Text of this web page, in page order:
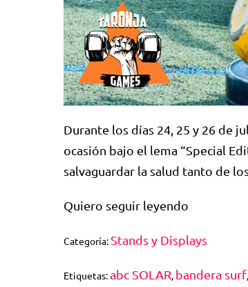
Durante los días 24, 25 y 26 de
ocasión bajo el lema “Special
salvaguardar la salud tanto de
Quiero seguir leyendo
Categoría: Stands y Displays
Etiquetas:abc SOLAR, bandera surf,